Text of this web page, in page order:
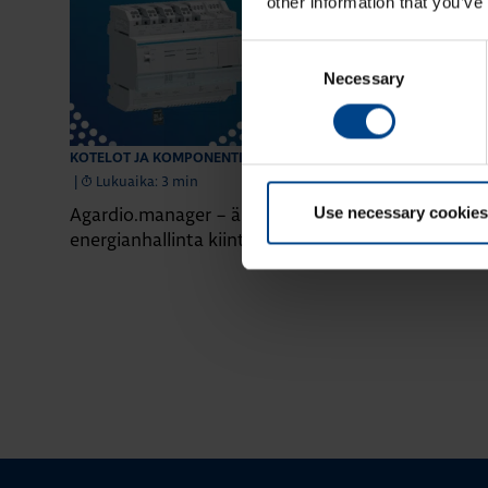
Selection
Necessary
Use necessary
KOTELOT JA KOMPONENTIT
|
Lukuaika: 3 min
Agardio.manager – älykäs
energianhallinta kiinteistöille
|
Lukuaika: 5
Paranna